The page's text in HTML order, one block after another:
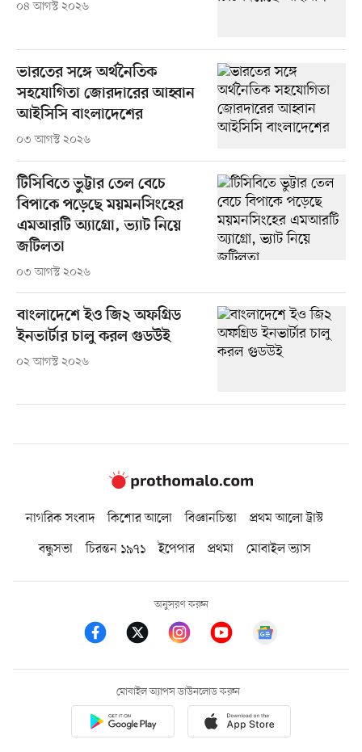
০৪ আগস্ট ২০২৬
ভারতের সঙ্গে অর্থনৈতিক
সহযোগিতা জোরদারের আহ্বান
আইসিসি বাংলাদেশের
০৩ আগস্ট ২০২৬
টিসিবিতে ভুট্টার তেল বেচে
বিপাকে পড়েছে ময়মনসিংহের
এমআরটি অ্যাগ্রো, ভ্যাট নিয়ে
জটিলতা
০৩ আগস্ট ২০২৬
বাংলাদেশে ইও জি২ অফগ্রিড
ইনভার্টার চালু করল গুডউই
০২ আগস্ট ২০২৬
নাগরিক সংবাদ কিশোর আলো বিজ্ঞানচিন্তা
প্রথম আলো ট্রাস্ট
বন্ধুসভা
চিরন্তন ১৯৭১ ইপেপার প্রথমা মোবাইল ভ্যাস
অনুসরণ করুন
মোবাইল অ্যাপস ডাউনলোড করুন